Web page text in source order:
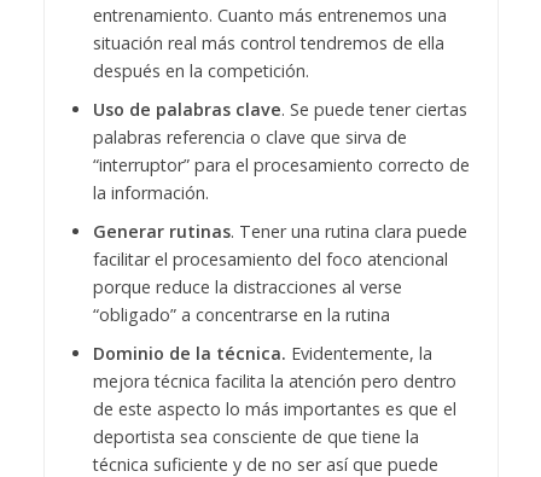
entrenamiento. Cuanto más entrenemos una
situación real más control tendremos de ella
después en la competición.
Uso de palabras clave. Se puede tener ciertas
palabras referencia o clave que sirva de
“interruptor” para el procesamiento correcto de
la información.
Generar rutinas. Tener una rutina clara puede
facilitar el procesamiento del foco atencional
porque reduce la distracciones al verse
“obligado” a concentrarse en la rutina
Dominio de la técnica. Evidentemente, la
mejora técnica facilita la atención pero dentro
de este aspecto lo más importantes es que el
deportista sea consciente de que tiene la
técnica suficiente y de no ser así que puede